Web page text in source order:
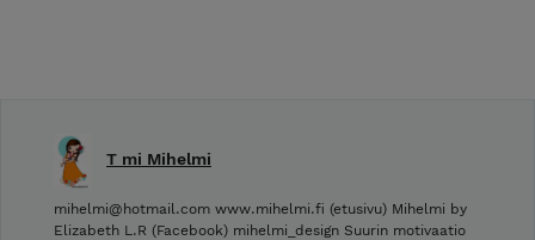
T mi Mihelmi
mihelmi@hotmail.com www.mihelmi.fi (etusivu) Mihelmi by
Elizabeth L.R (Facebook) mihelmi_design Suurin motivaatio